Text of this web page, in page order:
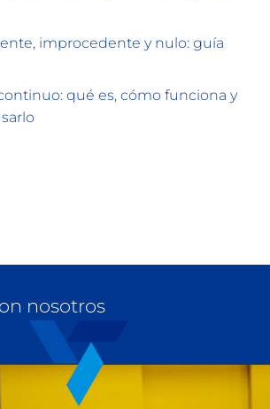
improcedente y nulo: guía
qué es, cómo funciona y
nosotros